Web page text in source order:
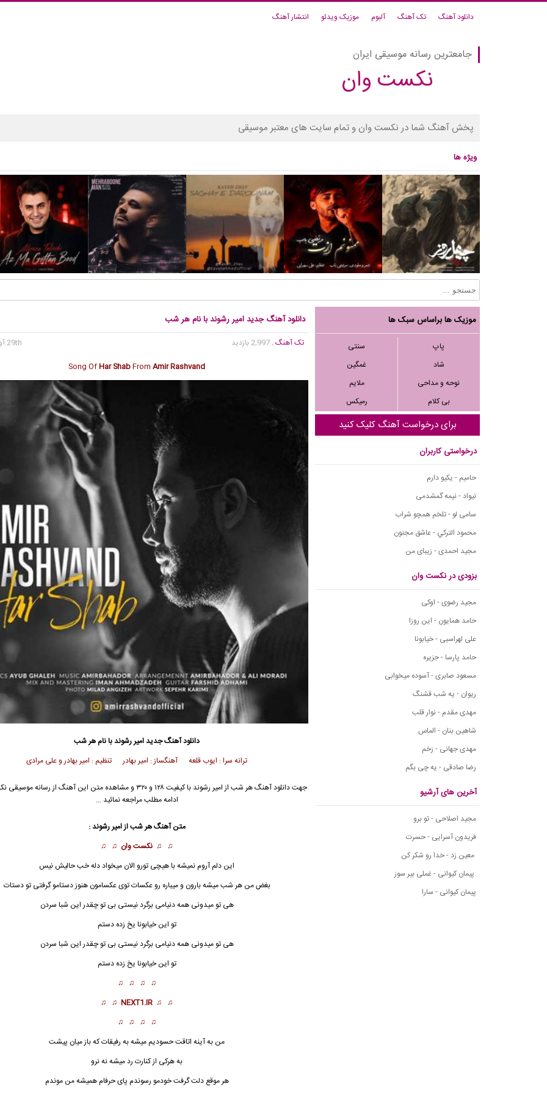
دانلود آهنگ تک آهنگ آلبوم موزیک ویدئو انتشار آهنگ
جامعترین رسانه موسیقی ایران
نکست وان
پخش آهنگ شما در نکست وان و تمام سایت های معتبر موسیقی
ویژه ها
موزیک ها براساس سبک ها
پاپ
سنتی
شاد
غمگین
نوحه و مداحی
ملایم
بی کلام
رمیکس
برای درخواست آهنگ کلیک کنید
درخواستی کاربران
حامیم - یکیو دارم
نیواد - نیمه گمشدمی
سامی لو - تلخم همچو شراب
محمود التركي - عاشق مجنون
مجید احمدی - زیبای من
بزودی در نکست وان
مجید رضوی - اوکی
حامد همایون - این روزا
علی لهراسبی - خیابونا
حامد پارسا - جزیره
مسعود صابری - آسوده میخوابی
ریوان - یه شب قشنگ
مهدی مقدم - نوار قلب
شاهین بنان - الماس
مهدی جهانی - زخم
رضا صادقی - یه چی بگم
آخرین های آرشیو
مجید اصلاحی - تو برو
فریدون آسرایی - حسرت
معین زد - خدا رو شکر کن
پیمان کیوانی - غملی بیر سوز
پیمان کیوانی - سارا
دانلود آهنگ جدید امیر رشوند با نام هر شب
تک آهنگ, 2,997 بازدید
29th آوریل 2020
Song OfHar ShabFromAmir Rashvand
دانلود آهنگ جدیدامیر رشوندبا نام هر شب
ترانه سرا : ایوب قلعه آهنگساز : امیر بهادر تنظیم : امیر بهادر و علی مرادی
جهت دانلود آهنگ هر شب از امیر رشوند
با کیفیت ۱۲۸ و ۳۲۰ و مشاهده متن این آهنگ از رسانه
ادامه مطلب مراجعه نمائید …
متن آهنگهر شبازامیر رشوند:
♫ ♫ نکست وان ♫ ♫
این دلم آروم نمیشه با هیچی تورو الان میخواد دله خب حالیش نیس
بغض منهر شبمیشه بارون و میباره رو عکسات توی عکسامون هنوز دستامو گرفتی تو دستات
هی تو میدونی همه دنیامی برگرد نیستی بی تو چقدر این شبا سردن
تو این خیابونا یخ زده دستم
هی تو میدونی همه دنیامی برگرد نیستی بی تو چقدر این شبا سردن
تو این خیابونا یخ زده دستم
♫ ♫ ♫ ♫
♫ ♫
NEXT1.IR
♫ ♫
♫ ♫ ♫ ♫
من به آینه اتاقت حسودیم میشه به رفیقات که باز میان پیشت
به هرکی از کنارت رد میشه نه نرو
هر موقع دلت گرفت خودمو رسوندم پای حرفام همیشه من موندم